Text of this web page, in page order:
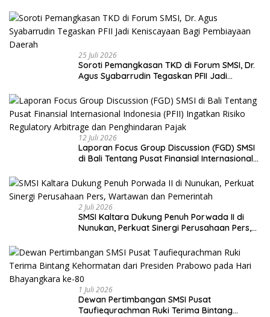
25 Juli 2026
Soroti Pemangkasan TKD di Forum SMSI, Dr.
Agus Syabarrudin Tegaskan PFII Jadi
12 Juli 2026
Laporan Focus Group Discussion (FGD) SMSI
di Bali Tentang Pusat Finansial Internasional
Arbitrage dan Penghindaran Pajak
2 Juli 2026
SMSI Kaltara Dukung Penuh Porwada II di
Nunukan, Perkuat Sinergi Perusahaan Pers,
1 Juli 2026
Dewan Pertimbangan SMSI Pusat
Taufiequrachman Ruki Terima Bintang